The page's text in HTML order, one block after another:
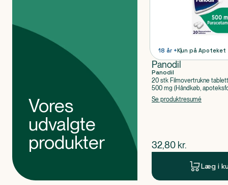
Vores
udvalgte
produkter
18 år +Kun på Apoteket
Panodil
Panodil
20 stk Filmovertrukne
500 mg (Håndkøb,
Paracetamol
Se produktresumé
$nuværende pris
32,80 kr.
Læg i